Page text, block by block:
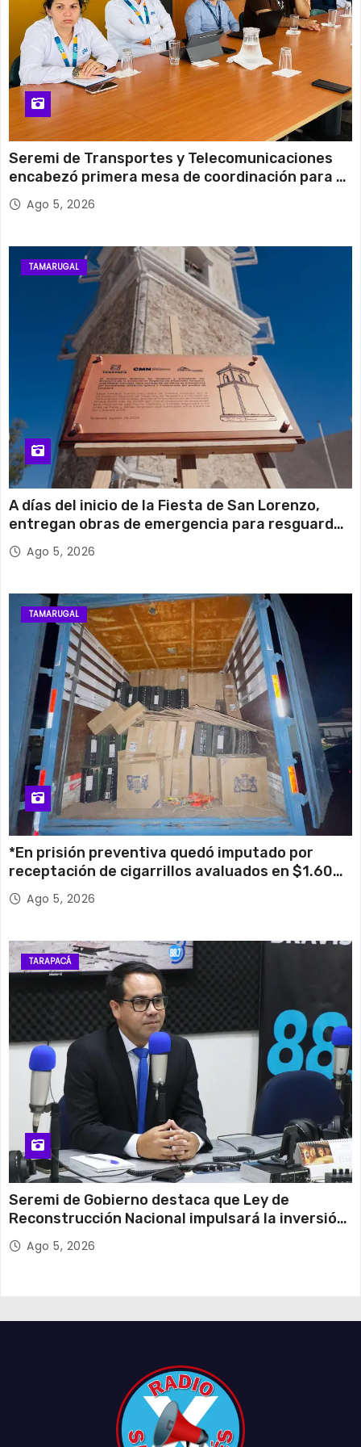
Seremi de Transportes y Telecomunicaciones
encabezó primera mesa de coordinación para el
retiro de cables en desuso en Iquique
Ago 5, 2026
TAMARUGAL
A días del inicio de la Fiesta de San Lorenzo,
entregan obras de emergencia para resguardar
su histórico campanario
Ago 5, 2026
TAMARUGAL
*En prisión preventiva quedó imputado por
receptación de cigarrillos avaluados en $1.600
millones*
Ago 5, 2026
TARAPACÁ
Seremi de Gobierno destaca que Ley de
Reconstrucción Nacional impulsará la inversión
y el empleo en Tarapacá
Ago 5, 2026